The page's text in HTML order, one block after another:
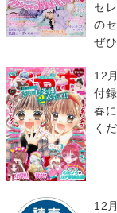
セ
の
ぜ
12
付
春
く
12